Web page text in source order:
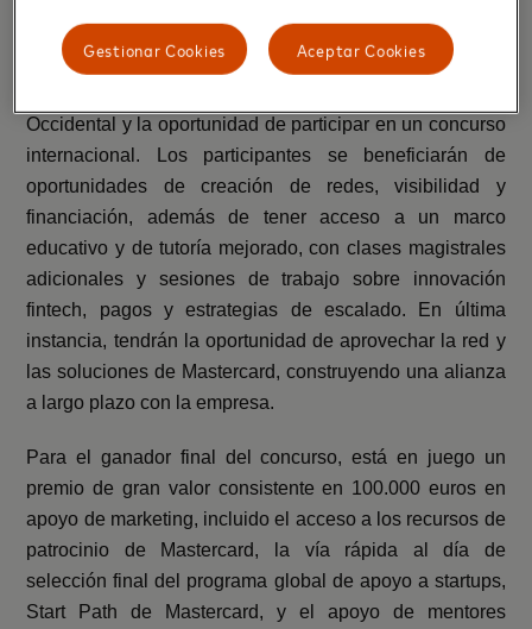
gratuito y exclusivo a los contenidos de aprendizaje
únicos de Mastercard, la participación en una serie de
Occidental y la oportunidad de participar en un concurso
internacional. Los participantes se beneficiarán de
oportunidades de creación de redes, visibilidad y
financiación, además de tener acceso a un marco
educativo y de tutoría mejorado, con clases magistrales
adicionales y sesiones de trabajo sobre innovación
fintech, pagos y estrategias de escalado. En última
instancia, tendrán la oportunidad de aprovechar la red y
las soluciones de Mastercard, construyendo una alianza
a largo plazo con la empresa.
Para el ganador final del concurso, está en juego un
premio de gran valor consistente en 100.000 euros en
apoyo de marketing, incluido el acceso a los recursos de
patrocinio de Mastercard, la vía rápida al día de
selección final del programa global de apoyo a startups,
Start Path de Mastercard, y el apoyo de mentores
Aceptar Cookies
Gestionar Cookies